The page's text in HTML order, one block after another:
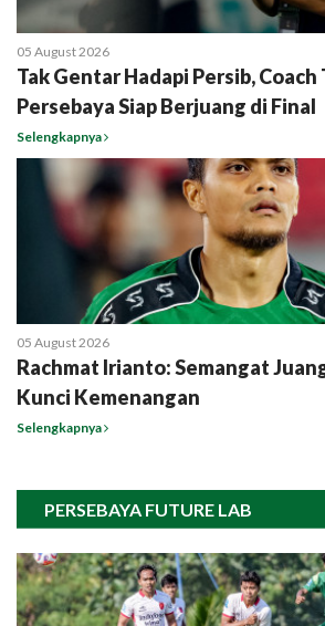
05 August 2026
Tak Gentar Hadapi Persib, Coach
Persebaya Siap Berjuang di Final
Selengkapnya
05 August 2026
Rachmat Irianto: Semangat
Kunci Kemenangan
Selengkapnya
PERSEBAYA FUTURE LAB